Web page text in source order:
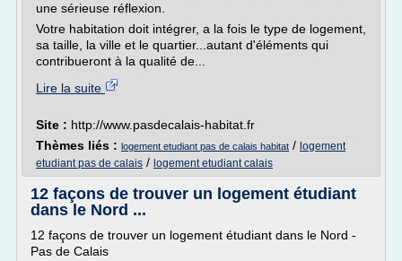
une sérieuse réflexion.
Votre habitation doit intégrer, a la fois le type de logement,
sa taille, la ville et le quartier...autant d'éléments qui
contribueront à la qualité de...
Lire la suite
Site : http://www.pasdecalais-habitat.fr
Thèmes liés : logement etudiant pas de calais habitat / logement
etudiant pas de calais / logement etudiant calais
12 façons de trouver un logement étudiant
dans le Nord ...
12 façons de trouver un logement étudiant dans le Nord -
Pas de Calais